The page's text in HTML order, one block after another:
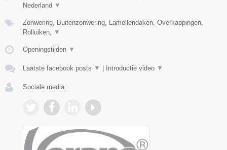
Nederland ▼
Zonwering, Buitenzonwering, Lamellendaken, Overkappingen,
Rolluiken, ▼
Openingstijden ▼
Laatste facebook posts ▼ Introductie video ▼
Sociale media: